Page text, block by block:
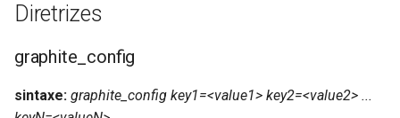
Diretrizes
graphite_config
sintaxe: graphite_config key1=<value1> key2=<value2> ...